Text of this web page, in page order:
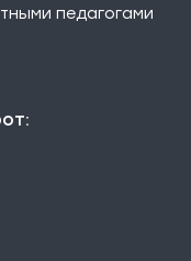
педагогами